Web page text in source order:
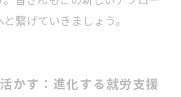
繋げていきましょう。
かす：進化する就労支援